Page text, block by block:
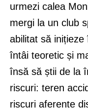
urmezi calea
mergi la un club
abilitat să
întâi teoretic și
însă să știi de la
riscuri: teren
riscuri aferente